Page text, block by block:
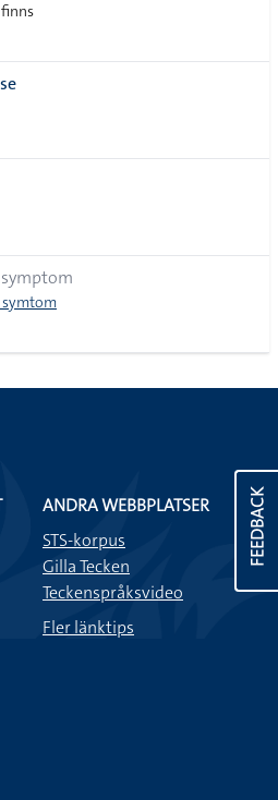
symptom
FEEDBACK
ANDRA WEBBPLATSER
STS-korpus
Gilla Tecken
Teckenspråksvideo
Fler länktips